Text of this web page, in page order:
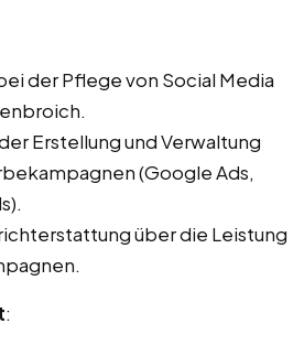
der Pflege von Social Media
Erstellung und Verwaltung
(Google Ads,
über die Leistung
: